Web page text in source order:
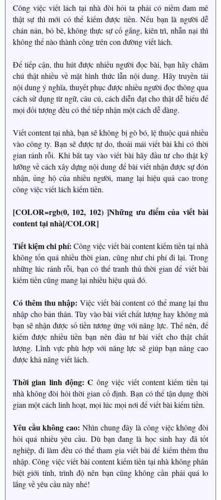
Công việc viết lách tại nhà đòi hỏi ta phải có niềm đam mê
thật sự thì mới có thể kiếm được tiền. Nếu bạn là người dễ
chán nản, bỏ bê, không thực sự cố gắng, kiên trì, nhẫn nại thì
không thể nào thành công trên con đường viết lách.
Để tiếp cận, thu hút được nhiều người đọc bài, bạn hãy chăm
chú thật nhiều về mặt hình thức lẫn nội dung. Hãy truyền tải
nội dung ý nghĩa, thuyết phục được nhiều người đọc thông qua
cách sử dụng từ ngữ, câu cú, cách diễn đạt cho thật dễ hiểu để
mọi đối tượng đều có thể tiếp nhận một cách dễ dàng.
Viết content tại nhà, bạn sẽ không bị gò bó, lệ thuộc quá nhiều
vào công ty. Bạn sẽ được tự do, thoải mái viết bài khi có thời
gian rảnh rỗi. Khi bắt tay vào viết bài hãy đầu tư cho thật kỹ
lưỡng về cách xây dựng nội dung để bài viết nhận được sự đón
nhận, ủng hộ của nhiều người, mang lại hiệu quả cao trong
công việc viết lách kiếm tiền.
[COLOR=rgb(0, 102, 102) ]Những ưu điểm của viết bài
content tại nhà[/COLOR]
Tiết kiệm chi phí: Công việc viết bài content kiếm tiền tại nhà
không tốn quá nhiều thời gian, cũng như chi phí đi lại. Trong
những lúc rảnh rỗi, bạn có thể tranh thủ thời gian để viết bài
kiếm tiền cũng mang lại nhiều hiệu quả đó.
Có thêm thu nhập: Việc viết bài content có thể mang lại thu
nhập cho bản thân. Tùy vào bài viết chất lượng hay không mà
bạn sẽ nhận được số tiền tương ứng với năng lực. Thế nên, để
kiếm được nhiều tiền bạn nên đầu tư bài viết cho thật chất
lượng. Lĩnh vực phù hợp với năng lực sẽ giúp bạn nâng cao
được khả năng viết lách.
Thời gian linh động: C ông việc viết content kiếm tiền tại
nhà không đòi hỏi thời gian cố định. Bạn có thể tận dụng thời
gian một cách linh hoạt, mọi lúc mọi nơi để viết bài kiếm tiền.
Yêu cầu không cao: Nhìn chung đây là công việc không đòi
hỏi quá nhiều yêu cầu. Dù bạn đang là học sinh hay đã tốt
nghiệp, đi làm đều có thể tham gia viết bài để kiếm thêm thu
nhập. Công việc viết bài content kiếm tiền tại nhà không phân
biệt giới tính, trình độ nên bạn cũng không cần phải quá lo
lắng về yêu cầu này nhé!